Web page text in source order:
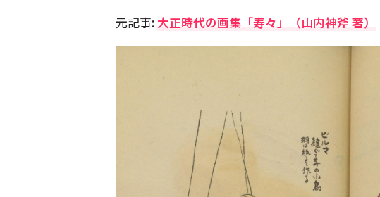
元記事:大正時代の画集「寿々」（山内神斧 著）